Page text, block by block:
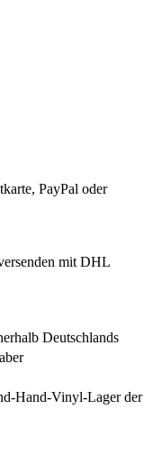
PayPal oder
mit DHL
Deutschlands
Hand-Vinyl-Lager der